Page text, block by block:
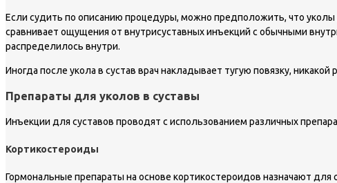
Если судить по описанию процедуры, можно предположить, что уколы
сравнивает ощущения от внутрисуставных инъекций с обычными
распределилось внутри.
Иногда после укола в сустав врач накладывает тугую повязку,
Препараты для уколов в суставы
Инъекции для суставов проводят с использованием различных
Кортикостероиды
Гормональные препараты на основе кортикостероидов назначают